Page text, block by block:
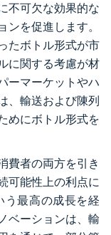
不可欠な効果的な
を促進します。
たボトル形式が市
に関する考慮が材
ーマーケットやハ
、輸送および陳列
めにボトル形式を
費者の両方を引き
可能性上の利点に
う最高の成長を経
ベーションは、輸